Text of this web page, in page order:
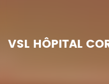
VSL HÔPITAL